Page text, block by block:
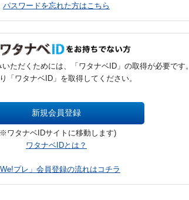
パスワードを忘れた方はこちら
いただくためには、「ワタナベID」の取得が必要です。
「ワタナベID」を取得してください。
ワタナベIDサイトに移動します)
ワタナベIDとは？
We!プレ」会員登録の流れはコチラ